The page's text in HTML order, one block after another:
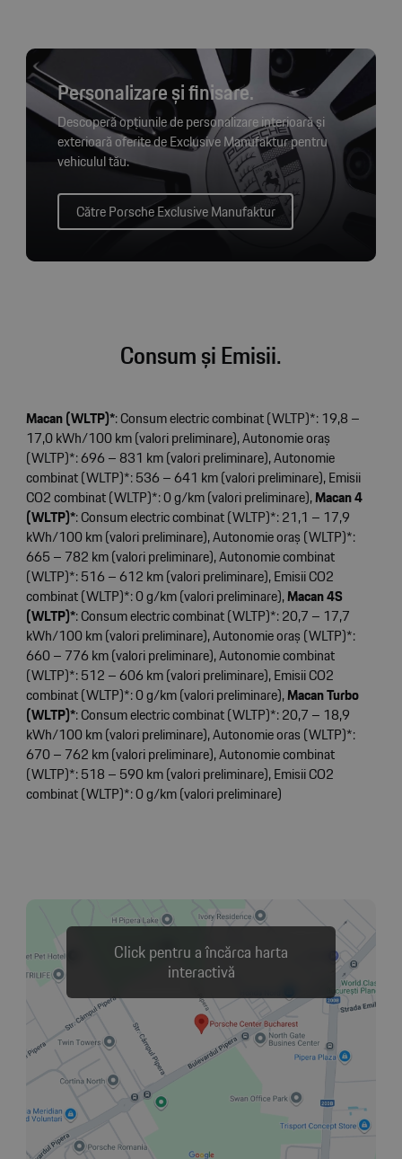
Personalizare și finisare.
Descoperă opțiunile de personalizare interioară și
exterioară oferite de Exclusive Manufaktur pentru
vehiculul tău.
Către Porsche Exclusive Manufaktur
Consum și Emisii.
Macan (WLTP)*: Consum electric combinat (WLTP)*: 19,8 –
17,0 kWh/100 km (valori preliminare), Autonomie oraș
(WLTP)*: 696 – 831 km (valori preliminare), Autonomie
combinat (WLTP)*: 536 – 641 km (valori preliminare), Emisii
CO2 combinat (WLTP)*: 0 g/km (valori preliminare),Macan 4
(WLTP)*: Consum electric combinat (WLTP)*: 21,1 – 17,9
kWh/100 km (valori preliminare), Autonomie oraș (WLTP)*:
665 – 782 km (valori preliminare), Autonomie combinat
(WLTP)*: 516 – 612 km (valori preliminare), Emisii CO2
combinat (WLTP)*: 0 g/km (valori preliminare),Macan 4S
(WLTP)*: Consum electric combinat (WLTP)*: 20,7 – 17,7
kWh/100 km (valori preliminare), Autonomie oraș (WLTP)*:
660 – 776 km (valori preliminare), Autonomie combinat
(WLTP)*: 512 – 606 km (valori preliminare), Emisii CO2
combinat (WLTP)*: 0 g/km (valori preliminare),Macan Turbo
(WLTP)*: Consum electric combinat (WLTP)*: 20,7 – 18,9
kWh/100 km (valori preliminare), Autonomie oras (WLTP)*:
670 – 762 km (valori preliminare), Autonomie combinat
(WLTP)*: 518 – 590 km (valori preliminare), Emisii CO2
combinat (WLTP)*: 0 g/km (valori preliminare)
Click pentru a încărca harta
interactivă